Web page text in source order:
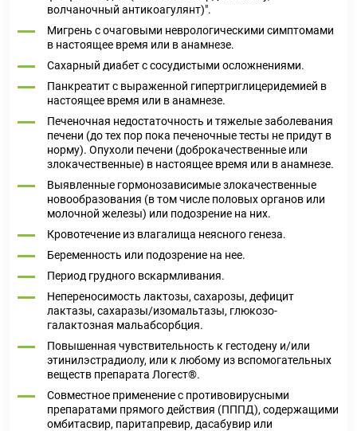
волчаночный антикоагулянт)".
Мигрень с очаговыми неврологическими симптомами
в настоящее время или в анамнезе.
Сахарный диабет с сосудистыми осложнениями.
Панкреатит с выраженной гипертриглицеридемией в
настоящее время или в анамнезе.
Печеночная недостаточность и тяжелые заболевания
печени (до тех пор пока печеночные тесты не придут в
норму). Опухоли печени (доброкачественные или
злокачественные) в настоящее время или в анамнезе.
Выявленные гормонозависимые злокачественные
новообразования (в том числе половых органов или
молочной железы) или подозрение на них.
Кровотечение из влагалища неясного генеза.
Беременность или подозрение на нее.
Период грудного вскармливания.
Непереносимость лактозы, сахарозы, дефицит
лактазы, сахаразы/изомальтазы, глюкозо-
галактозная мальабсорбция.
Повышенная чувствительность к гестодену и/или
этинилэстрадиолу, или к любому из вспомогательных
веществ препарата Логест®.
Совместное применение с противовирусными
препаратами прямого действия (ПППД), содержащими
омбитасвир, паритапревир, дасабувир или